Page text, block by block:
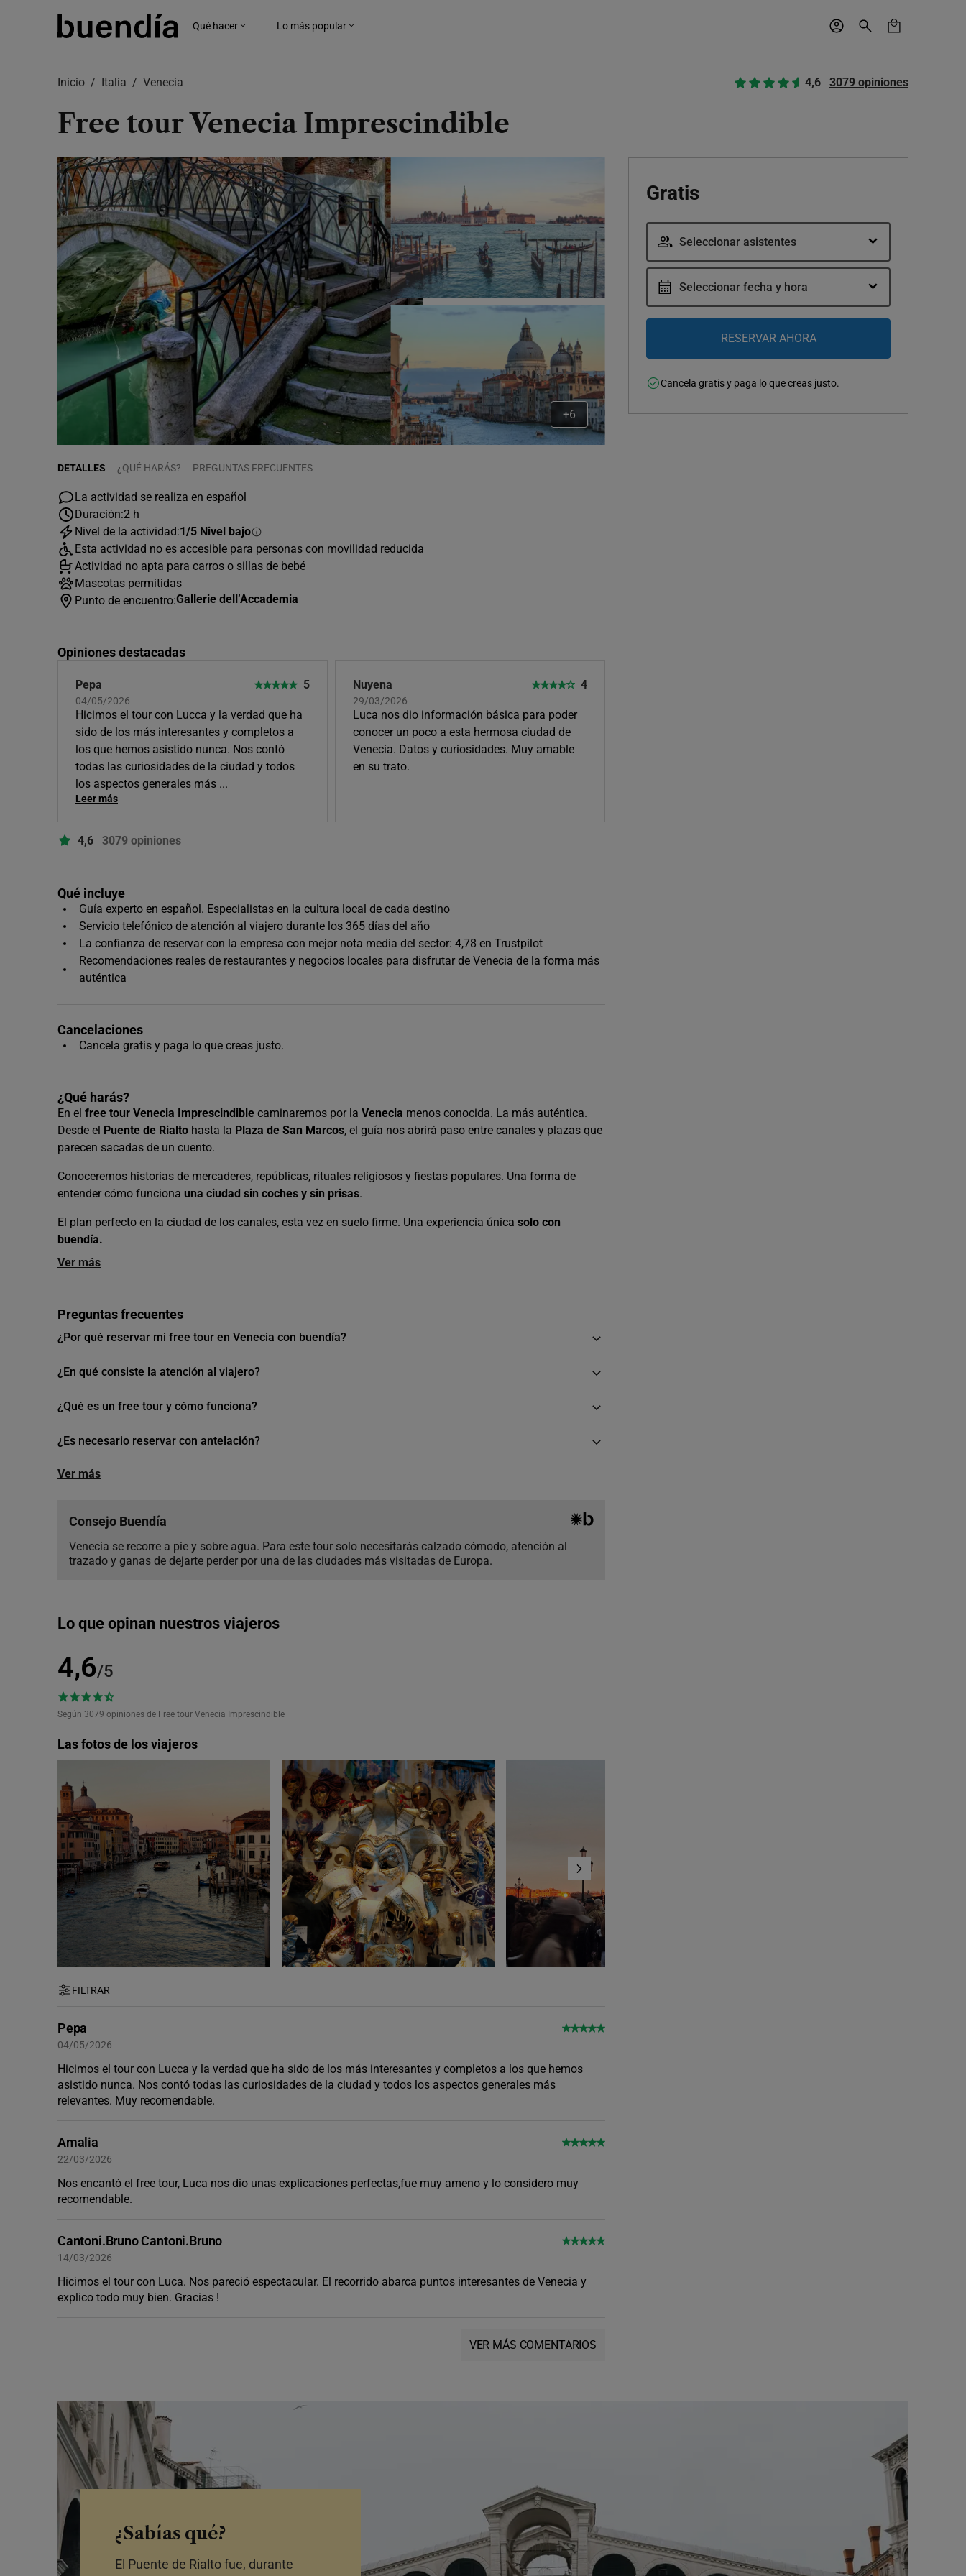
Qué hacer Lo más popular
Inicio Italia Venecia
Free tour Venecia Imprescindible
4,6 3079 opiniones
Gratis
Seleccionar asistentes
Seleccionar fecha y hora
Cancela gratis y paga lo que creas justo.
+6
DETALLES ¿QUÉ HARÁS? PREGUNTAS FRECUENTES
La actividad se realiza en español
Duración:2 h
Nivel de la actividad:1/5 Nivel bajo
Esta actividad no es accesible para personas con movilidad reducida
Actividad no apta para carros o sillas de bebé
Mascotas permitidas
Punto de encuentro:Gallerie dell’Accademia
Opiniones destacadas
Pepa
04/05/2026
5
Hicimos el tour con Lucca y la verdad que ha
sido de los más interesantes y completos a
los que hemos asistido nunca. Nos contó
todas las curiosidades de la ciudad y todos
los aspectos generales más ...
Leer más
Nuyena
29/03/2026
4
Luca nos dio información básica para poder
conocer un poco a esta hermosa ciudad de
Venecia. Datos y curiosidades. Muy amable
en su trato.
4,6 3079 opiniones
Qué incluye
Guía experto en español. Especialistas en la cultura local de cada destino
Servicio telefónico de atención al viajero durante los 365 días del año
La confianza de reservar con la empresa con mejor nota media del sector: 4,78 en Trustpilot
Recomendaciones reales de restaurantes y negocios locales para disfrutar de Venecia de la forma más
auténtica
Cancelaciones
Cancela gratis y paga lo que creas justo.
¿Qué harás?
En el free tour Venecia Imprescindible caminaremos por la Venecia menos conocida. La más auténtica.
Desde el Puente de Rialto hasta la Plaza de San Marcos, el guía nos abrirá paso entre canales y plazas que
parecen sacadas de un cuento.
Conoceremos historias de mercaderes, repúblicas, rituales religiosos y fiestas populares. Una forma de
entender cómo funciona una ciudad sin coches y sin prisas.
El plan perfecto en la ciudad de los canales, esta vez en suelo firme. Una experiencia única solo con
buendía.
Ver más
Preguntas frecuentes
¿Por qué reservar mi free tour en Venecia con buendía?
¿En qué consiste la atención al viajero?
¿Qué es un free tour y cómo funciona?
¿Es necesario reservar con antelación?
Ver más
Consejo Buendía
Venecia se recorre a pie y sobre agua. Para este tour solo necesitarás calzado cómodo, atención al
trazado y ganas de dejarte perder por una de las ciudades más visitadas de Europa.
Lo que opinan nuestros viajeros
4,6/5
Según 3079 opiniones de Free tour Venecia Imprescindible
Las fotos de los viajeros
FILTRAR
Pepa
04/05/2026
Hicimos el tour con Lucca y la verdad que ha sido de los más interesantes y completos a los que hemos
asistido nunca. Nos contó todas las curiosidades de la ciudad y todos los aspectos generales más
relevantes. Muy recomendable.
Amalia
22/03/2026
Nos encantó el free tour, Luca nos dio unas explicaciones perfectas,fue muy ameno y lo considero muy
recomendable.
Cantoni.bruno Cantoni.bruno
14/03/2026
Hicimos el tour con Luca. Nos pareció espectacular. El recorrido abarca puntos interesantes de Venecia y
explico todo muy bien. Gracias !
VER MÁS COMENTARIOS
¿Sabías qué?
El Puente de Rialto fue, durante